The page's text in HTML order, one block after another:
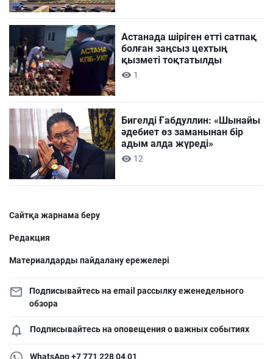
Астанада шіріген етті сатпақ
болған заңсыз цехтың
қызметі тоқтатылды
1
Бигелді Ғабдуллин: «Шынайы
әдебиет өз заманынан бір
адым алда жүреді»
12
Сайтқа жарнама беру
Редакция
Материалдарды пайдалану ережелері
Подписывайтесь на email рассылку еженедельного
обзора
Подписывайтесь на оповещения о важных событиях
WhatsApp +7 771 228 04 01